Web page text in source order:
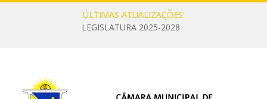
ÚLTIMAS ATUALIZAÇÕES:
LEGISLATURA 2025-2028